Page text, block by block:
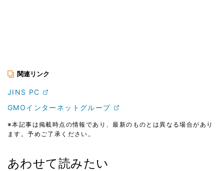
関連リンク
JINS PC
GMOインターネットグループ
※本記事は掲載時点の情報であり、最新のものとは異なる場合があり
ます。予めご了承ください。
あわせて読みたい